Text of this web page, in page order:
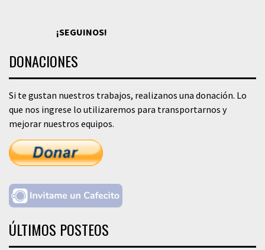
¡SEGUINOS!
DONACIONES
Si te gustan nuestros trabajos, realizanos una donación. Lo
que nos ingrese lo utilizaremos para transportarnos y
mejorar nuestros equipos.
ÚLTIMOS POSTEOS